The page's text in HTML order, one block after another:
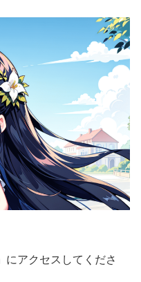
にアクセスしてくださ